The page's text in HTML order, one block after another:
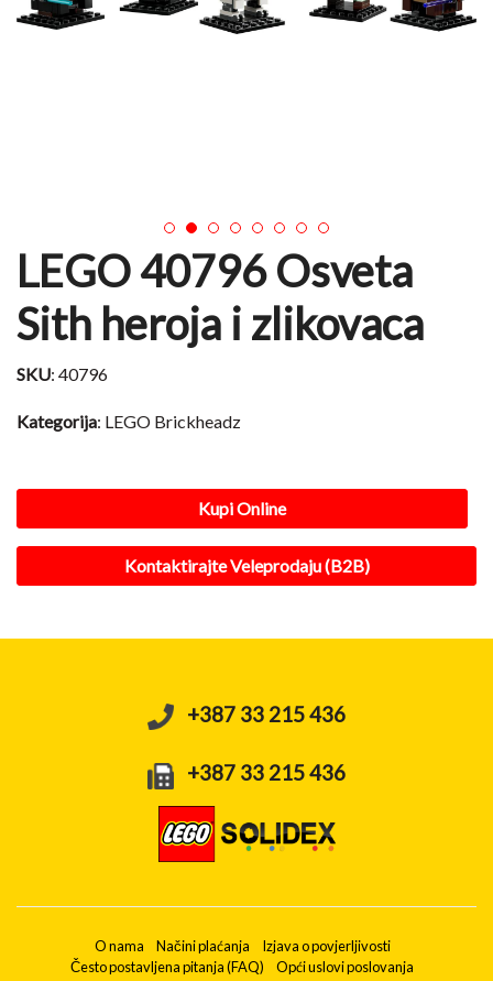
1 2 3 4 5 6 7 8
LEGO 40796 Osveta
Sith heroja i zlikovaca
SKU: 40796
Kategorija: LEGO Brickheadz
Kupi Online
Kontaktirajte Veleprodaju (B2B)
+387 33 215 436
+387 33 215 436
O nama Načini plaćanja
Izjava o povjerljivosti
Često postavljena pitanja (FAQ)
Opći uslovi poslovanja